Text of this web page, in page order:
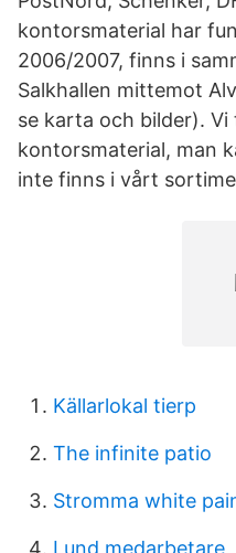
kontorsmaterial har
2006/2007, finns i
Salkhallen mittemot
se karta och bilder). Vi
kontorsmaterial, man
inte finns i vårt
Källarlokal tierp
The infinite patio
Stromma white
Lund medarbetare